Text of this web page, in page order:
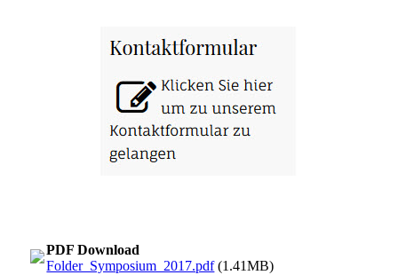
PDF Download
Folder_Symposium_2017.pdf(1.41MB)